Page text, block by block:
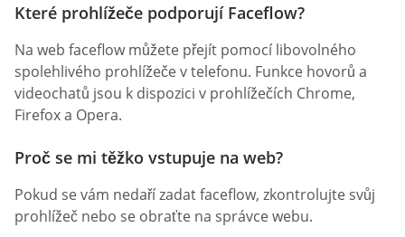
Které prohlížeče podporují Faceflow?
Na web faceflow můžete přejít pomocí libovolného
spolehlivého prohlížeče v telefonu. Funkce hovorů a
videochatů jsou k dispozici v prohlížečích Chrome,
Firefox a Opera.
Proč se mi těžko vstupuje na web?
Pokud se vám nedaří zadat faceflow, zkontrolujte svůj
prohlížeč nebo se obraťte na správce webu.